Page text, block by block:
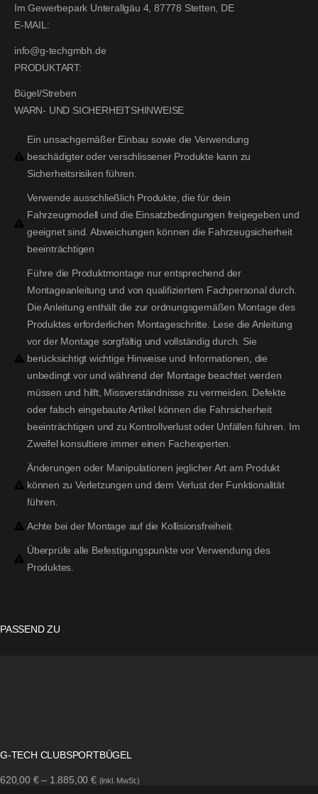
Im Gewerbepark Unterallgäu 4, 87778 Stetten, DE
E-MAIL:
info@g-techgmbh.de
PRODUKTART:
Bügel/Streben
WARN- UND SICHERHEITSHINWEISE
Ein unsachgemäßer Einbau sowie die Verwendung
beschädigter oder verschlissener Produkte kann zu
Sicherheitsrisiken führen.
Verwende ausschließlich Produkte, die für dein
Fahrzeugmodell und die Einsatzbedingungen freigegeben und
geeignet sind. Abweichungen können die Fahrzeugsicherheit
beeinträchtigen
Führe die Produktmontage nur entsprechend der
Montageanleitung und von qualifiziertem Fachpersonal durch.
Die Anleitung enthält die zur ordnungsgemäßen Montage des
Produktes erforderlichen Montageschritte. Lese die Anleitung
vor der Montage sorgfältig und vollständig durch. Sie
berücksichtigt wichtige Hinweise und Informationen, die
unbedingt vor und während der Montage beachtet werden
müssen und hilft, Missverständnisse zu vermeiden. Defekte
oder falsch eingebaute Artikel können die Fahrsicherheit
beeinträchtigen und zu Kontrollverlust oder Unfällen führen. Im
Zweifel konsultiere immer einen Fachexperten.
Änderungen oder Manipulationen jeglicher Art am Produkt
können zu Verletzungen und dem Verlust der Funktionalität
führen.
Achte bei der Montage auf die Kollisionsfreiheit.
Überprüfe alle Befestigungspunkte vor Verwendung des
Produktes.
PASSEND ZU
G-TECH CLUBSPORTBÜGEL
620,00 €– 1.885,00€ (inkl. MwSt.)